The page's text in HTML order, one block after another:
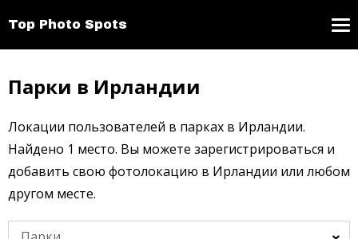
Top Photo Spots
Парки в Ирландии
Локации пользователей в парках в Ирландии.
Найдено 1 место. Вы можете зарегистрироваться и
добавить свою фотолокацию в Ирландии или любом
другом месте.